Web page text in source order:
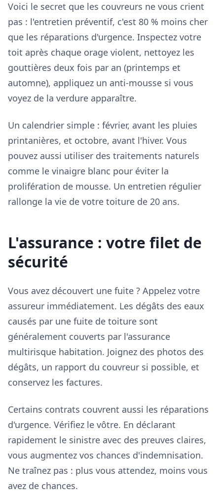
Voici le secret que les couvreurs ne vous crient
pas : l'entretien préventif, c'est 80 % moins cher
que les réparations d'urgence. Inspectez votre
toit après chaque orage violent, nettoyez les
gouttières deux fois par an (printemps et
automne), appliquez un anti-mousse si vous
voyez de la verdure apparaître.
Un calendrier simple : février, avant les pluies
printanières, et octobre, avant l'hiver. Vous
pouvez aussi utiliser des traitements naturels
comme le vinaigre blanc pour éviter la
prolifération de mousse. Un entretien régulier
rallonge la vie de votre toiture de 20 ans.
L'assurance : votre filet de
sécurité
Vous avez découvert une fuite ? Appelez votre
assureur immédiatement. Les dégâts des eaux
causés par une fuite de toiture sont
généralement couverts par l'assurance
multirisque habitation. Joignez des photos des
dégâts, un rapport du couvreur si possible, et
conservez les factures.
Certains contrats couvrent aussi les réparations
d'urgence. Vérifiez le vôtre. En déclarant
rapidement le sinistre avec des preuves claires,
vous augmentez vos chances d'indemnisation.
Ne traînez pas : plus vous attendez, moins vous
avez de chances.